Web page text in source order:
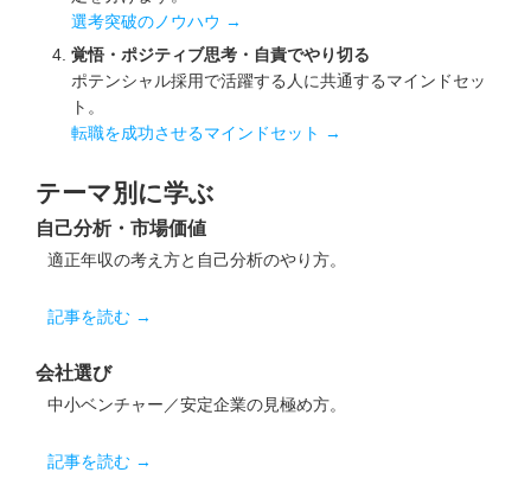
選考突破のノウハウ →
覚悟・ポジティブ思考・自責でやり切る
ポテンシャル採用で活躍する人に共通するマインドセッ
ト。
転職を成功させるマインドセット →
テーマ別に学ぶ
自己分析・市場価値
適正年収の考え方と自己分析のやり方。
記事を読む →
会社選び
中小ベンチャー／安定企業の見極め方。
記事を読む →